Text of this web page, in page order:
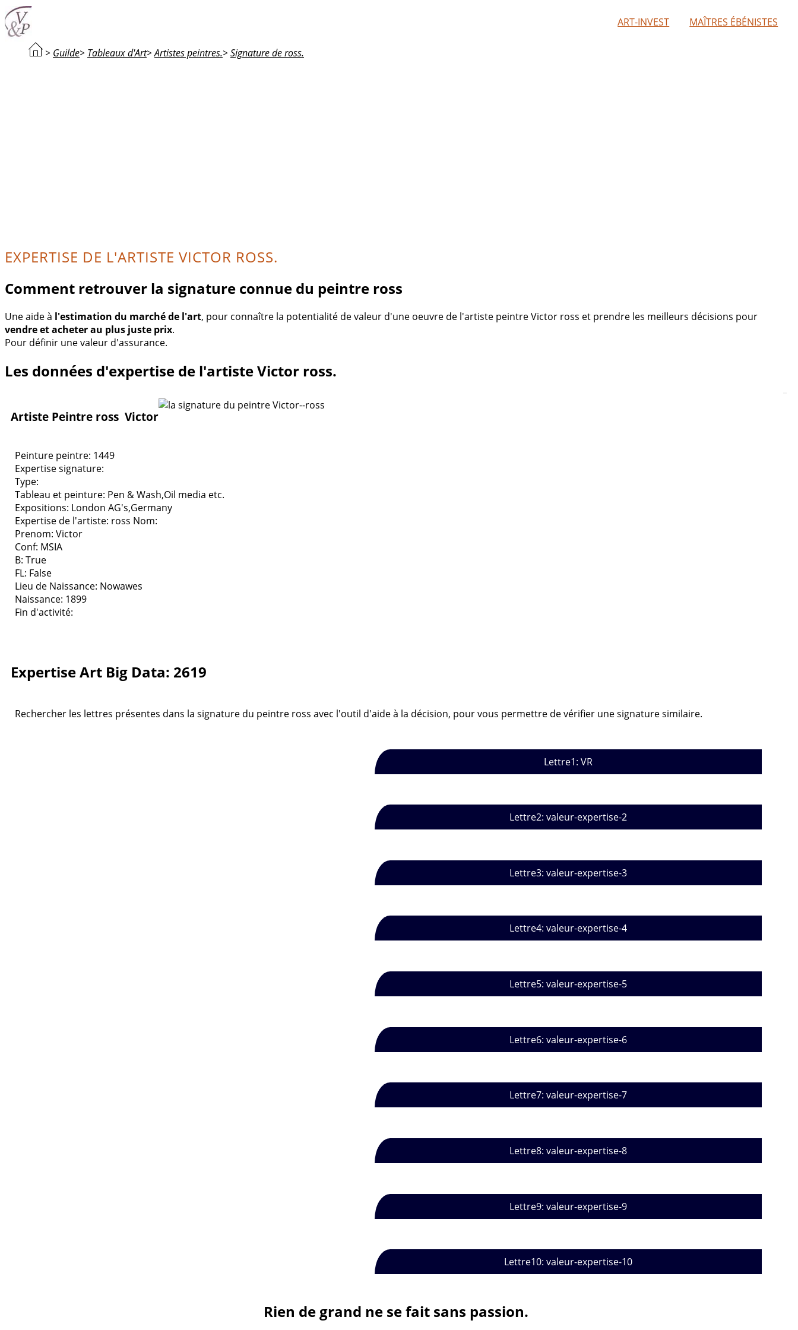
ART-INVEST MAÎTRES ÉBÉNISTES
> Guilde> Tableaux d'Art>Artistes peintres.> Signature de ross.
EXPERTISE DE L'ARTISTE VICTOR ROSS.
Comment retrouver la signature connue du peintre ross
Une aide à l'estimation du marché de l'art, pour connaître la potentialité de valeur d'une oeuvre de l'artiste peintre Victor ross et prendre les meilleurs décisions pour
vendre et acheter au plus juste prix.
Pour définir une valeur d'assurance.
Les données d'expertise de l'artiste Victor ross.
Artiste Peintre ross Victor
Peinture peintre: 1449
Expertise signature:
Type:
Tableau et peinture: Pen & Wash,Oil media etc.
Expositions: London AG's,Germany
Expertise de l'artiste: ross Nom:
Prenom: Victor
Conf: MSIA
B: True
FL: False
Lieu de Naissance: Nowawes
Naissance: 1899
Fin d'activité:
Expertise Art Big Data: 2619
Rechercher les lettres présentes dans la signature du peintre ross avec l'outil d'aide à la décision, pour vous permettre de vérifier une signature similaire.
Lettre1: VR
Lettre2: valeur-expertise-2
Lettre3: valeur-expertise-3
Lettre4: valeur-expertise-4
Lettre5: valeur-expertise-5
Lettre6: valeur-expertise-6
Lettre7: valeur-expertise-7
Lettre8: valeur-expertise-8
Lettre9: valeur-expertise-9
Lettre10: valeur-expertise-10
Rien de grand ne se fait sans passion.